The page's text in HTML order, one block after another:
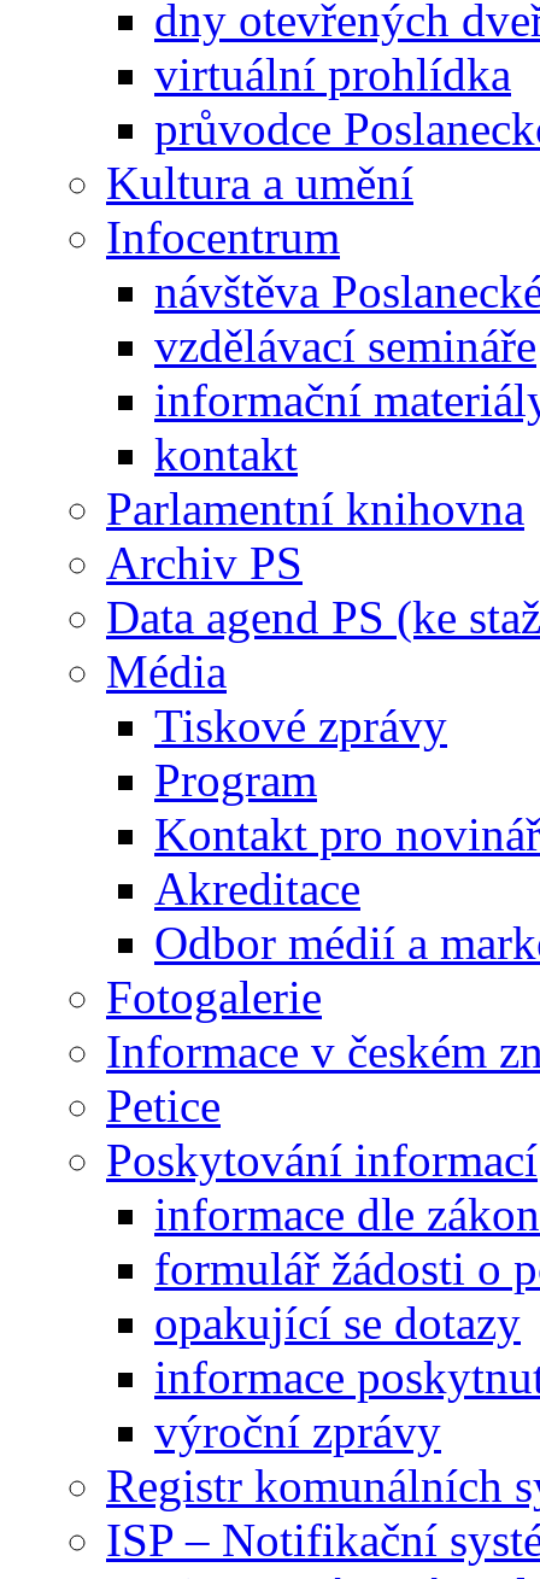
dny otevřených
virtuální prohlídka
průvodce
Kultura a umění
Infocentrum
návštěva
vzdělávací semináře
informační
kontakt
Parlamentní knihovna
Archiv PS
Data agend PS (ke
Média
Tiskové zprávy
Program
Kontakt pro
Akreditace
Odbor médií a
Fotogalerie
Informace v českém
Petice
Poskytování informací
informace dle
formulář žádosti o
opakující se dotazy
informace
výroční zprávy
Registr komunálních
ISP – Notifikační